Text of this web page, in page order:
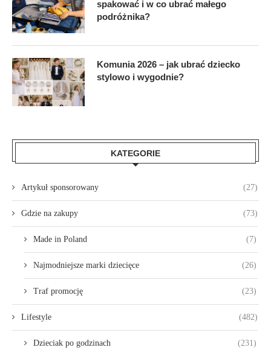
spakować i w co ubrać małego
podróżnika?
Komunia 2026 – jak ubrać dziecko
stylowo i wygodnie?
KATEGORIE
Artykuł sponsorowany (27)
Gdzie na zakupy (73)
Made in Poland (7)
Najmodniejsze marki dziecięce (26)
Traf promocję (23)
Lifestyle (482)
Dzieciak po godzinach (231)